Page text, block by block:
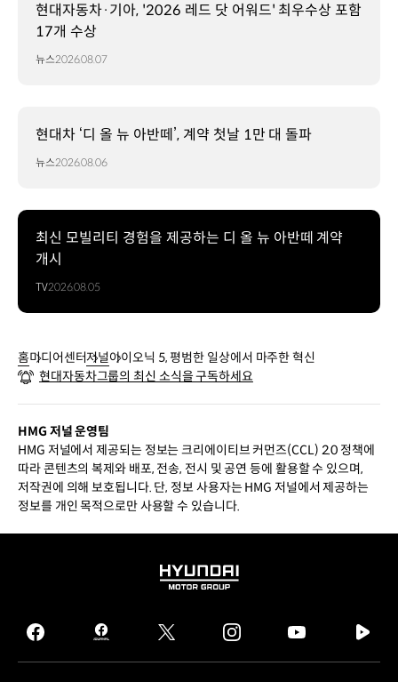
현대자동차·기아, '2026 레드 닷 어워드' 최우수상 포함
17개 수상
뉴스2026.08.07
현대차 ‘디 올 뉴 아반떼’, 계약 첫날 1만 대 돌파
뉴스2026.08.06
최신 모빌리티 경험을 제공하는 디 올 뉴 아반떼 계약
개시
TV2026.08.05
홈미디어센터저널아이오닉 5, 평범한 일상에서 마주한 혁신
현대자동차그룹의 최신 소식을 구독하세요
HMG 저널 운영팀
HMG 저널에서 제공되는 정보는 크리에이티브 커먼즈(CCL) 2.0 정책에
따라 콘텐츠의 복제와 배포, 전송, 전시 및 공연 등에 활용할 수 있으며,
저작권에 의해 보호됩니다. 단, 정보 사용자는 HMG 저널에서 제공하는
정보를 개인 목적으로만 사용할 수 있습니다.
HYUNDAI
GROUP
facebook
hmg
journal
twitter instagram
tv